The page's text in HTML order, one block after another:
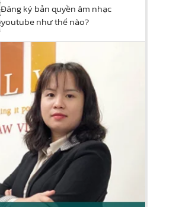
Đăng ký bản quyền âm nhạc
youtube như thế nào?